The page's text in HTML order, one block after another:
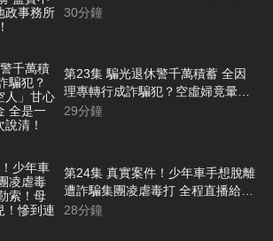
婦老翁 盜賣不動產！約被害人到地
30分鐘
第23集 騙光退休警千萬積蓄 全因
理專轉行成詐騙犯？空虛婦竟暈船
「太空人」甘心掏近百萬當結婚基
29分鐘
第24集 真實案件！少年車手想脫離
遭詐騙集團凌虐毒打 全程直播給媽
媽勒索！母付錢後依舊換不回兒！
28分鐘